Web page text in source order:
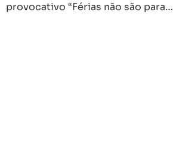
provocativo “Férias não são para…